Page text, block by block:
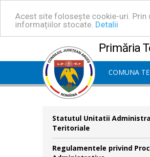
Acest site folosește cookie-uri. Prin
informațiilor stocate. Detalii
Primăria
COMUNA
Statutul Unitatii
Teritoriale
Regulamentele privind